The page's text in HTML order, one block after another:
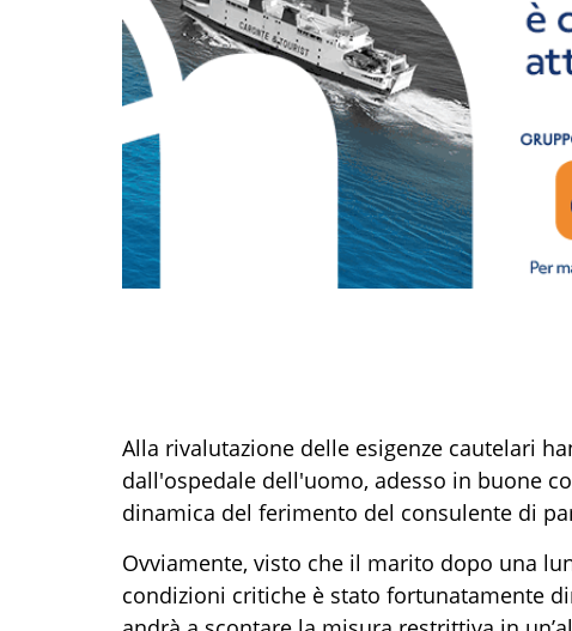
Alla rivalutazione delle esigenze cautelari
dall'ospedale dell'uomo, adesso in buone
dinamica del ferimento del consulente di
Ovviamente, visto che il marito dopo una
condizioni critiche è stato fortunatamente